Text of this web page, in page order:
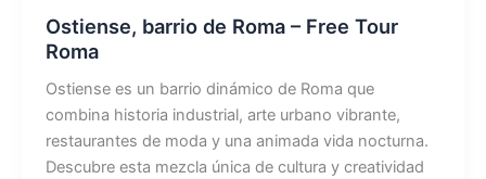
Ostiense, barrio de Roma – Free Tour
Roma
Ostiense es un barrio dinámico de Roma que
combina historia industrial, arte urbano vibrante,
restaurantes de moda y una animada vida nocturna.
Descubre esta mezcla única de cultura y creatividad